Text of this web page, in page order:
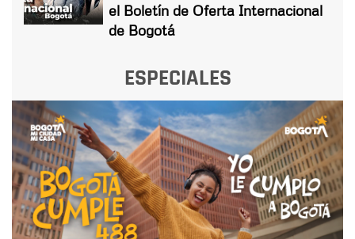
el Boletín de Oferta Internacional
de Bogotá
ESPECIALES